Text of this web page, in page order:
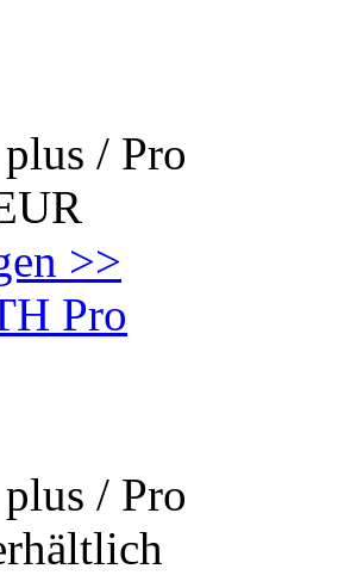
/ Pro
>>
Pro
/ Pro